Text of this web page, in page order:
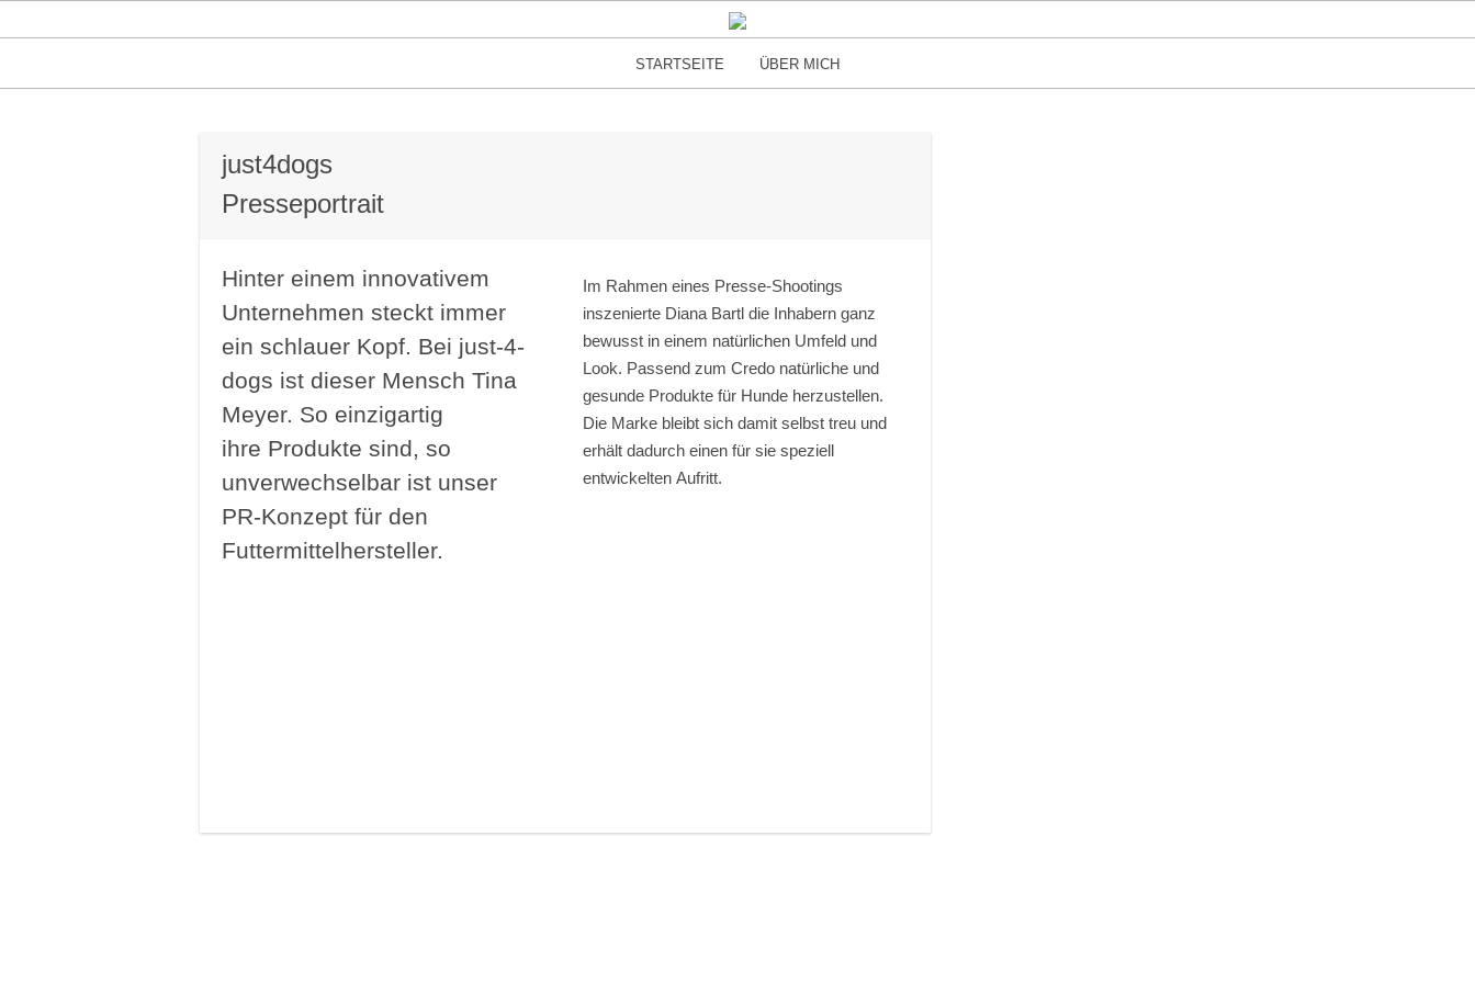
STARTSEITE ÜBER MICH
just4dogs
Presseportrait
Hinter einem innovativem
Unternehmen steckt immer
ein schlauer Kopf. Bei just-4-
dogs ist dieser Mensch Tina
Meyer. So einzigartig
ihre Produkte sind, so
unverwechselbar ist unser
PR-Konzept für den
Futtermittelhersteller.
Im Rahmen eines Presse-Shootings
inszenierte Diana Bartl die Inhabern ganz
bewusst in einem natürlichen Umfeld und
Look. Passend zum Credo natürliche und
gesunde Produkte für Hunde herzustellen.
Die Marke bleibt sich damit selbst treu und
erhält dadurch einen für sie speziell
entwickelten Aufritt.